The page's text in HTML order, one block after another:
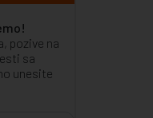
pozive na
sa
unesite